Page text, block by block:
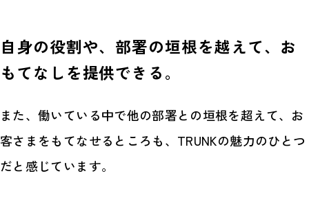
自身の役割や、部署の垣根を越えて、お
もてなしを提供できる。
また、働いている中で他の部署との垣根を超えて、お
客さまをもてなせるところも、TRUNKの魅力のひとつ
だと感じています。